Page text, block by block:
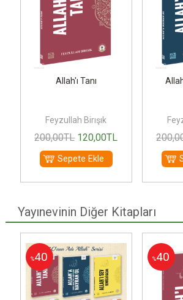
Allah'ı Tanı
Feyzullah Birışık
200,00TL 120,00TL
Sepete Ekle
200
Yayınevinin Diğer Kitapları
%40 %40